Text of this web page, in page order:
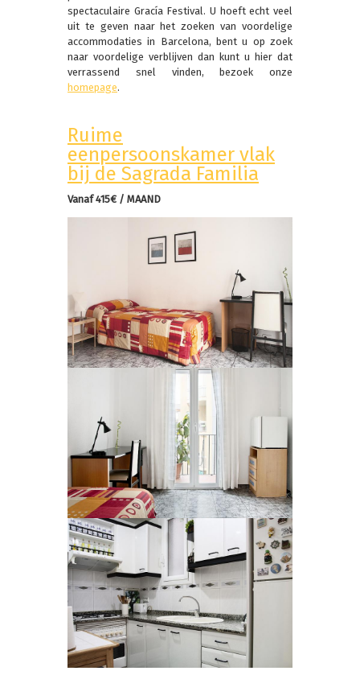
spectaculaire Gracía Festival. U hoeft echt veel
uit te geven naar het zoeken van voordelige
accommodaties in Barcelona, bent u op zoek
naar voordelige verblijven dan kunt u hier dat
verrassend snel vinden, bezoek onze
homepage.
Ruime
eenpersoonskamer vlak
bij de Sagrada Familia
Vanaf 415€ / MAAND